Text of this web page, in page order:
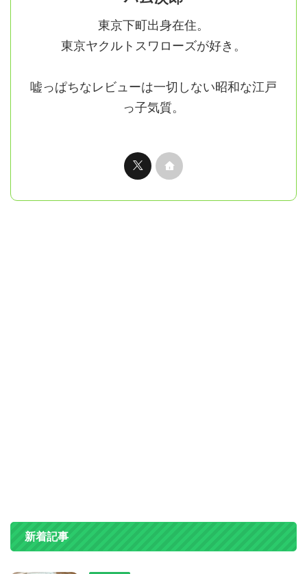
東京下町出身在住。
東京ヤクルトスワローズが好き。
嘘っぱちなレビューは一切しない昭和な江戸
っ子気質。
新着記事